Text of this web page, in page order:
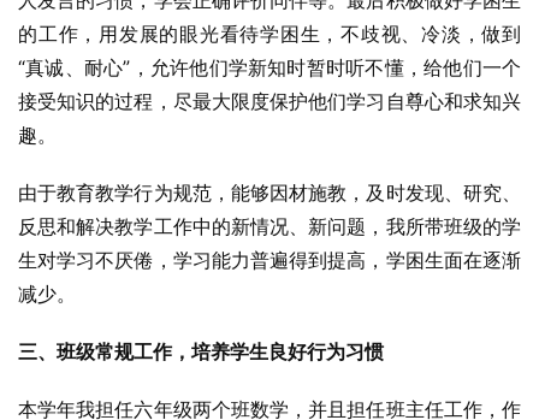
的工作，用发展的眼光看待学困生，不歧视、冷淡，做到
“真诚、耐心”，允许他们学新知时暂时听不懂，给他们一个
接受知识的过程，尽最大限度保护他们学习自尊心和求知兴
趣。
由于教育教学行为规范，能够因材施教，及时发现、研究、
反思和解决教学工作中的新情况、新问题，我所带班级的学
生对学习不厌倦，学习能力普遍得到提高，学困生面在逐渐
减少。
三、班级常规工作，培养学生良好行为习惯
本学年我担任六年级两个班数学，并且担任班主任工作，作